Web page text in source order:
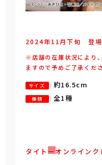
2024年11月下旬 登場
※店舗の在庫状況により
ますので予めご了承くださ
サイズ 約16.5cm
種類 全1種
タイトーオンラインク